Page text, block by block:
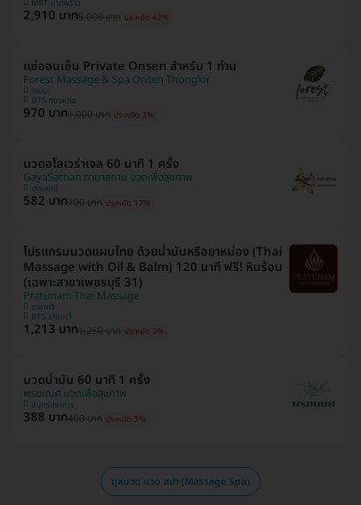
MRT ลาดพร้าว
2,910 บาท5,000 บาท ประหยัด 42%
แช่ออนเซ็น Private Onsen สำหรับ 1 ท่าน
Forest Massage & Spa Onsen Thonglor
วัฒนา
BTS ทองหล่อ
970 บาท1,000 บาท ประหยัด 3%
นวดอโลเวร่าเจล 60 นาที 1 ครั้ง
GayaSathan กายาสถาน นวดเพื่อสุขภาพ
ปทุมธานี
582 บาท700 บาท ประหยัด 17%
โปรแกรมนวดแผนไทย ด้วยน้ำมันหรือยาหม่อง (Thai
Massage with Oil & Balm) 120 นาที ฟรี! หินร้อน
(เฉพาะสาขาเพชรบุรี 31)
Pratunam Thai Massage
ราชเทวี
BTS ราชเทวี
1,213 บาท1,250 บาท ประหยัด 3%
นวดน้ำมัน 60 นาที 1 ครั้ง
พรฆเณศ นวดเพื่อสุขภาพ
สมุทรปราการ
388 บาท400 บาท ประหยัด 3%
ดูหมวด นวด สปา (Massage Spa)